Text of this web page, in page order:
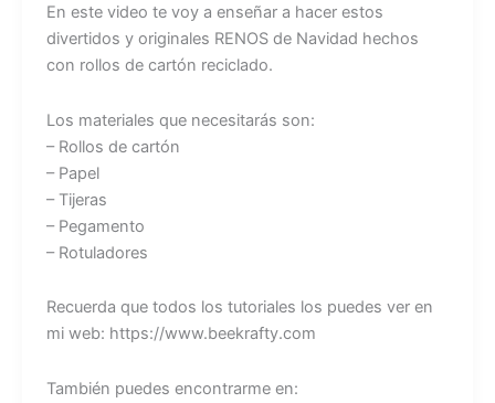
En este video te voy a enseñar a hacer estos
divertidos y originales RENOS de Navidad hechos
con rollos de cartón reciclado.
Los materiales que necesitarás son:
– Rollos de cartón
– Papel
– Tijeras
– Pegamento
– Rotuladores
Recuerda que todos los tutoriales los puedes ver en
mi web: https://www.beekrafty.com
También puedes encontrarme en: